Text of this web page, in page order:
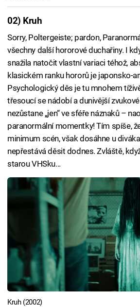
02) Kruh
Sorry, Poltergeiste; pardon,
všechny další hororové duchařiny. I
snažila natočit vlastní variaci téhož,
klasickém ranku hororů je japonsko-
Psychologický děs je tu mnohem
třesoucí se nádobí a dunivější
nezůstane „jen“ ve sféře náznaků –
paranormální momentky! Tím spíše,
minimum scén, však dosáhne u
nepřestává děsit dodnes. Zvláště,
starou VHSku...
Kruh (2002)